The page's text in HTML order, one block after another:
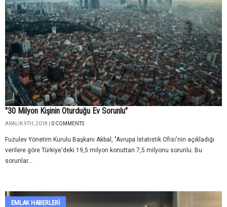
"30 Milyon Kişinin Oturduğu Ev Sorunlu"
ARALIK 9TH, 2018 | 0 COMMENTS
Fuzulev Yönetim Kurulu Başkanı Akbal, "Avrupa İstatistik Ofisi'nin açıkladığı
verilere göre Türkiye'deki 19,5 milyon konuttan 7,5 milyonu sorunlu. Bu
sorunlar...
EMLAK HABERLERI